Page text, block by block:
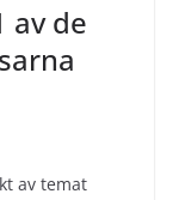
av de
av temat